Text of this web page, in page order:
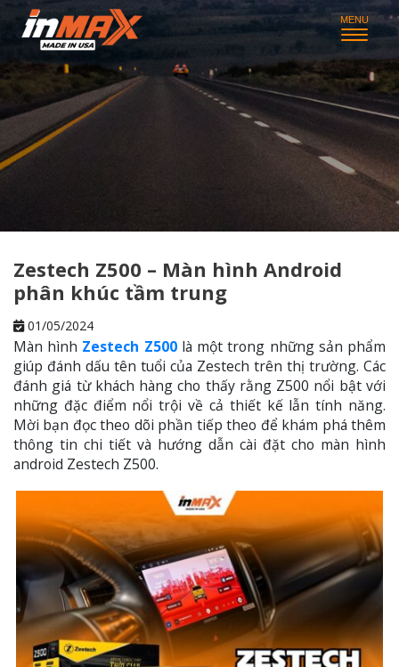
Zestech Z500 – Màn hình Android
phân khúc tầm trung
01/05/2024
Màn hình Zestech Z500là một trong những sản phẩm
giúp đánh dấu tên tuổi của Zestech trên thị trường. Các
đánh giá từ khách hàng cho thấy rằng Z500 nổi bật với
những đặc điểm nổi trội về cả thiết kế lẫn tính năng.
Mời bạn đọc theo dõi phần tiếp theo để khám phá thêm
thông tin chi tiết và hướng dẫn cài đặt cho màn hình
android Zestech Z500.